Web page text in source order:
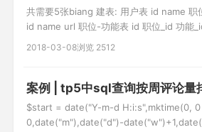
共需要5张biang 建表: 用户表 id name 职
id name url 职位-功能表 id 职位_id 功能
_id 职位_id 实现功能: 通过用户的id从而找
2018-03-08浏览 2512
案例 | tp5中sql查询按周评论量
$start = date("Y-m-d H:i:s",mktime(0, 0 ,
0,date("m"),date("d")-